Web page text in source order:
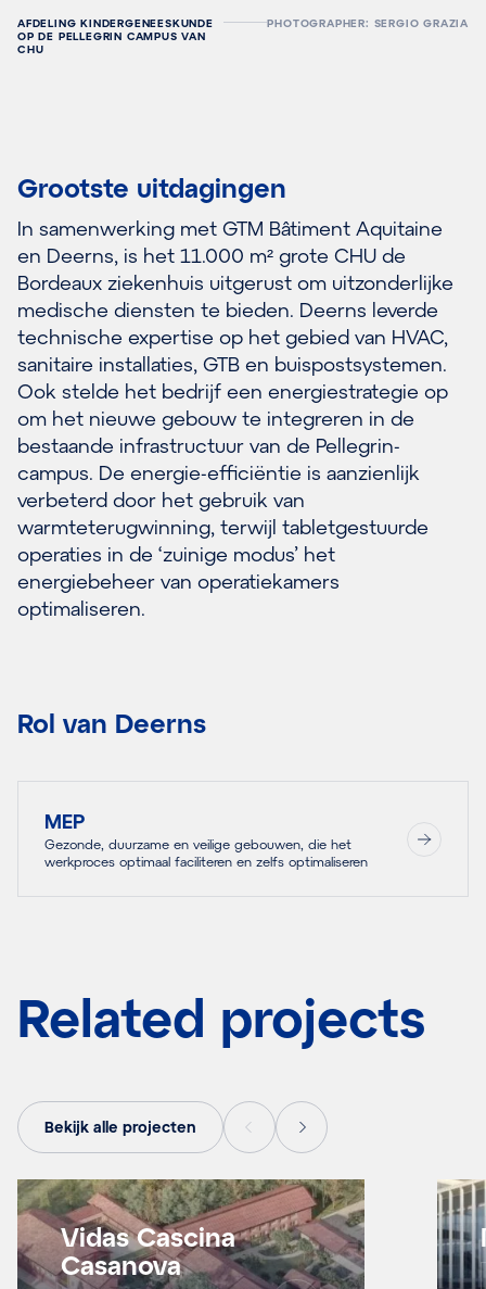
AFDELING KINDERGENEESKUNDE
OP DE PELLEGRIN CAMPUS VAN
CHU
PHOTOGRAPHER: SERGIO GRAZIA
Grootste uitdagingen
In samenwerking met GTM Bâtiment Aquitaine
en Deerns, is het 11.000 m² grote CHU de
Bordeaux ziekenhuis uitgerust om uitzonderlijke
medische diensten te bieden. Deerns leverde
technische expertise op het gebied van HVAC,
sanitaire installaties, GTB en buispostsystemen.
Ook stelde het bedrijf een energiestrategie op
om het nieuwe gebouw te integreren in de
bestaande infrastructuur van de Pellegrin-
campus. De energie-efficiëntie is aanzienlijk
verbeterd door het gebruik van
warmteterugwinning, terwijl tabletgestuurde
operaties in de ‘zuinige modus’ het
energiebeheer van operatiekamers
optimaliseren.
Rol van Deerns
MEP
Gezonde, duurzame en veilige gebouwen, die het
werkproces optimaal faciliteren en zelfs optimaliseren
Related projects
Bekijk alle projecten
Vidas Cascina
Casanova